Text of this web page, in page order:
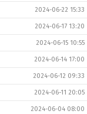
2024-06-22 15:33
2024-06-17 13:20
2024-06-15 10:55
2024-06-14 17:00
2024-06-12 09:33
2024-06-11 20:05
2024-06-04 08:00